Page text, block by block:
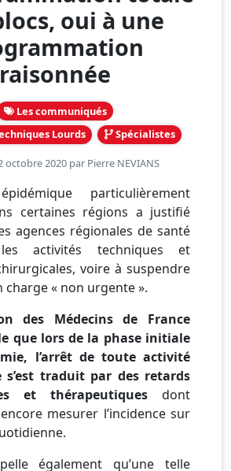
oui à une
raisonnée
Les communiqués
Lourds
Spécialistes
octobre 2020 par Pierre NEVIANS
particulièrement
certaines régions a justifié
agences régionales de santé
activités techniques et
voire à suspendre
« non urgente ».
des Médecins de France
que lors de la phase initiale
l’arrêt de toute activité
s’est traduit par des retards
et thérapeutiques dont
mesurer l’incidence sur
également qu’une telle